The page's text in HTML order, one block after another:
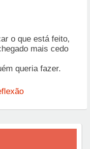
o que está feito,
mais cedo
queria fazer.